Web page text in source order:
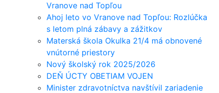
Vranove nad Topľou
Ahoj leto vo Vranove nad Topľou: Rozlúčka
s letom plná zábavy a zážitkov
Materská škola Okulka 21/4 má obnovené
vnútorné priestory
Nový školský rok 2025/2026
DEŇ ÚCTY OBETIAM VOJEN
Minister zdravotníctva navštívil zariadenie